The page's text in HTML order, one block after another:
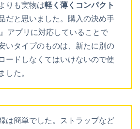
りも実物は軽く薄くコンパクト
だと思いました。購入の決め手
アプリに対応していることで
いタイプのものは、新たに別の
ードしなくてはいけないので使
した。
は簡単でした。ストラップなど